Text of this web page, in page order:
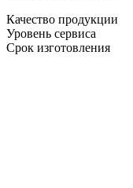
Качество продукции
Уровень сервиса
Срок изготовления